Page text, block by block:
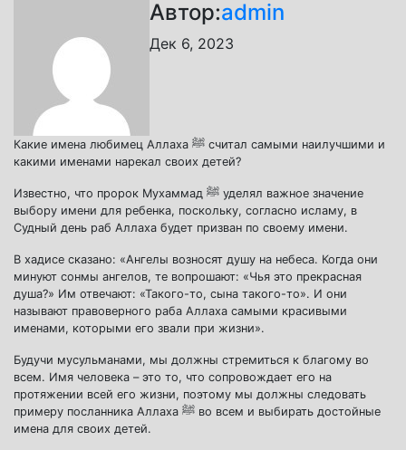
Автор:admin
Дек 6, 2023
Какие имена любимец Аллаха ﷺ считал самыми наилучшими и
какими именами нарекал своих детей?
Известно, что пророк Мухаммад ﷺ уделял важное значение
выбору имени для ребенка, поскольку, согласно исламу, в
Судный день раб Аллаха будет призван по своему имени.
В хадисе сказано: «Ангелы возносят душу на небеса. Когда они
минуют сонмы ангелов, те вопрошают: «Чья это прекрасная
душа?» Им отвечают: «Такого-то, сына такого-то». И они
называют правоверного раба Аллаха самыми красивыми
именами, которыми его звали при жизни».
Будучи мусульманами, мы должны стремиться к благому во
всем. Имя человека – это то, что сопровождает его на
протяжении всей его жизни, поэтому мы должны следовать
примеру посланника Аллаха ﷺ во всем и выбирать достойные
имена для своих детей.